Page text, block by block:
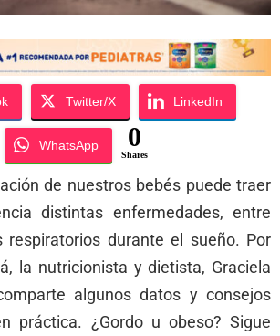
Twitter/X LinkedIn
WhatsApp 0
Shares
de nuestros bebés puede traer
distintas enfermedades, entre
respiratorios durante el sueño. Por
la nutricionista y dietista, Graciela
algunos datos y consejos
práctica. ¿Gordo u obeso? Sigue